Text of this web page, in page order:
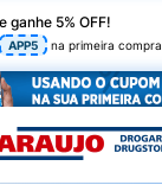
ganhe 5% OFF!
APP5 na primeira compra